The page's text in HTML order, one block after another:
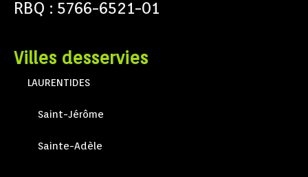
RBQ : 5766-6521-01
Villes desservies
LAURENTIDES
Saint-Jérôme
Sainte-Adèle